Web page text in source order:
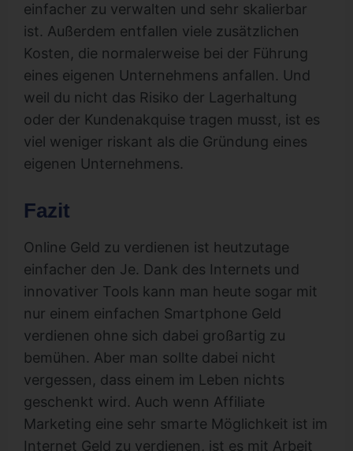
einfacher zu verwalten und sehr skalierbar
ist. Außerdem entfallen viele zusätzlichen
Kosten, die normalerweise bei der Führung
eines eigenen Unternehmens anfallen. Und
weil du nicht das Risiko der Lagerhaltung
oder der Kundenakquise tragen musst, ist es
viel weniger riskant als die Gründung eines
eigenen Unternehmens.
Fazit
Online Geld zu verdienen ist heutzutage
einfacher den Je. Dank des Internets und
innovativer Tools kann man heute sogar mit
nur einem einfachen Smartphone Geld
verdienen ohne sich dabei großartig zu
bemühen. Aber man sollte dabei nicht
vergessen, dass einem im Leben nichts
geschenkt wird. Auch wenn Affiliate
Marketing eine sehr smarte Möglichkeit ist im
Internet Geld zu verdienen, ist es mit Arbeit